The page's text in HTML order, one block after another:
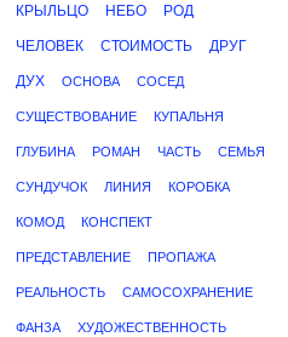
КРЫЛЬЦО НЕБО РОД
ЧЕЛОВЕК СТОИМОСТЬ ДРУГ
ДУХ ОСНОВА СОСЕД
СУЩЕСТВОВАНИЕ КУПАЛЬНЯ
ГЛУБИНА РОМАН ЧАСТЬ СЕМЬЯ
СУНДУЧОК ЛИНИЯ КОРОБКА
КОМОД КОНСПЕКТ
ПРЕДСТАВЛЕНИЕ ПРОПАЖА
РЕАЛЬНОСТЬ САМОСОХРАНЕНИЕ
ФАНЗА ХУДОЖЕСТВЕННОСТЬ